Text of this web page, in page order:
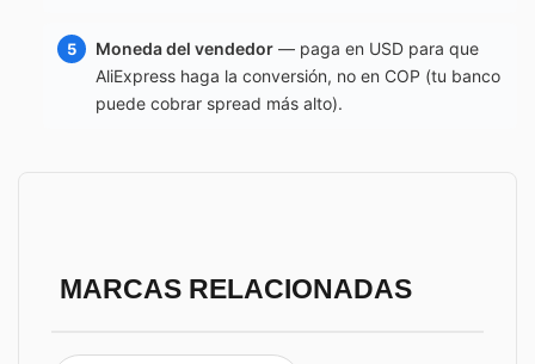
Moneda del vendedor — paga en USD para que
AliExpress haga la conversión, no en COP (tu banco
puede cobrar spread más alto).
MARCAS RELACIONADAS